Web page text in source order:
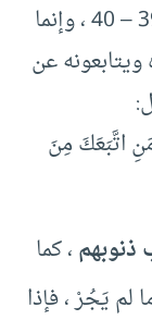
* إِلا عِبَادَكَ مِنْهُمُ الْمُخْلَصِين ) الحجر /39 – 40 ، وإنما
عن
اتَّبَعَكَ مِنَ
ذنوبهم، كما
لم يَجُرْ ، فإذا